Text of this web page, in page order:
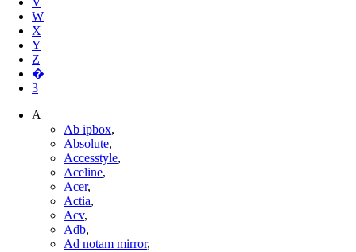
W
X
Y
Z
�
3
A
Ab ipbox,
Absolute,
Accesstyle,
Aceline,
Acer,
Actia,
Acv,
Adb,
Ad notam mirror,